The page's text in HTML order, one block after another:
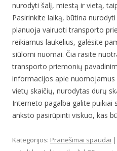
nurodyti šalį, miestą ir vietą,
Pasirinkite laiką, būtina
planuoja vairuoti transporto
reikiamus laukelius, galėsite
siūlomi nuomai. Čia rasite
transporto priemonių
informacijos apie
vietų skaičių, nurodytas durų
Interneto pagalba galite puikiai
anksto pasirūpinti viskuo, kas
Kategorijos: Pranešimai spaudai